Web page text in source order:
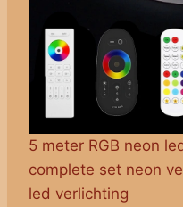
5 meter RGB neon
complete set neon
led verlichting